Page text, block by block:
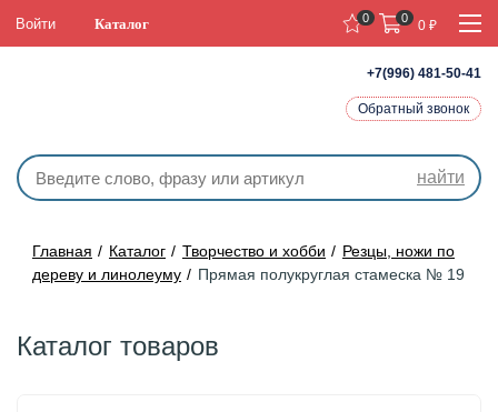
+7(996) 481-50-41
Обратный звонок
Войти Каталог
найти
0 0
0 ₽
Главная Каталог Творчество и хобби
Резцы, ножи по
дереву и линолеуму
Прямая полукруглая стамеска № 19
Каталог товаров